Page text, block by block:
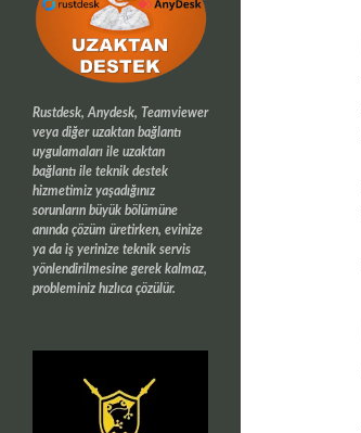
Rustdesk, Anydesk, Teamviewer
veya diğer uzaktan bağlantı
uygulamaları ile uzaktan
bağlantı ile teknik destek
hizmetimiz yaşadığınız
sorunların büyük bölümüne
anında çözüm üretirken, evinize
ya da iş yerinize teknik servis
yönlendirilmesine gerek kalmaz,
probleminiz hızlıca çözülür.